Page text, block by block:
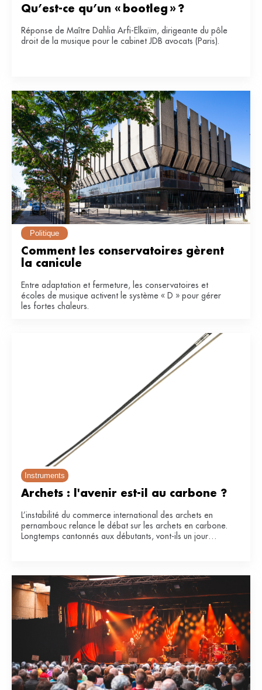
Qu’est-ce qu’un « bootleg » ?
Réponse de Maître Dahlia Arfi-Elkaïm, dirigeante du pôle
droit de la musique pour le cabinet JDB avocats (Paris).
Politique
Comment les conservatoires gèrent
la canicule
Entre adaptation et fermeture, les conservatoires et
écoles de musique activent le système « D » pour gérer
les fortes chaleurs.
Instruments
Archets : l'avenir est-il au carbone ?
L’instabilité du commerce international des archets en
pernambouc relance le débat sur les archets en carbone.
Longtemps cantonnés aux débutants, vont-ils un jour